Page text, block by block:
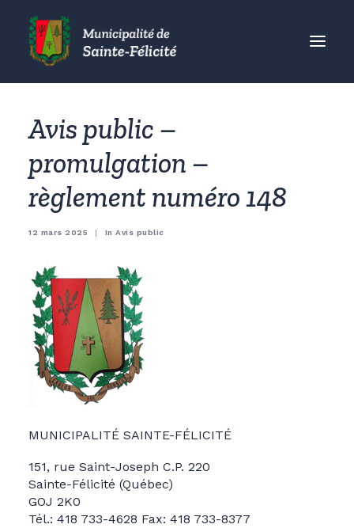
MUNICIPALITÉ
CITOYENS
ORGANISMES
VISITEURS
ENTREPRISES
ACTUALITÉS
CONTACT
Avis public –
promulgation –
règlement numéro 148
12 mars 2025 | In Avis public
MUNICIPALITÉ SAINTE-FÉLICITÉ
151, rue Saint-Joseph C.P. 220
Sainte-Félicité (Québec)
GOJ 2K0
Tél.: 418 733-4628 Fax: 418 733-8377